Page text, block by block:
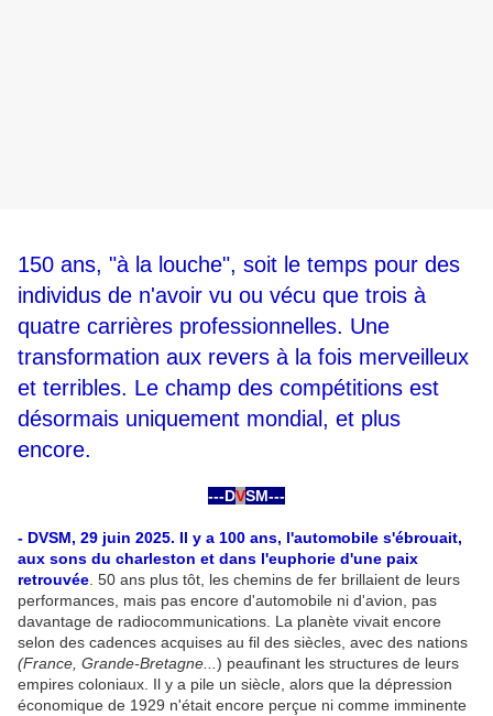
150 ans, "à la louche", soit le temps pour des
individus de n'avoir vu ou vécu que trois à
quatre carrières professionnelles. Une
transformation aux revers à la fois merveilleux
et terribles. Le champ des compétitions est
désormais uniquement mondial, et plus
encore.
---DVSM---
- DVSM, 29 juin 2025. Il y a 100 ans, l'automobile s'ébrouait,
aux sons du charleston et dans l'euphorie d'une paix
retrouvée . 50 ans plus tôt, les chemins de fer brillaient de leurs
performances, mais pas encore d'automobile ni d'avion, pas
davantage de radiocommunications. La planète vivait encore
selon des cadences acquises au fil des siècles, avec des nations
(France, Grande-Bretagne... ) peaufinant les structures de leurs
empires coloniaux. Il y a pile un siècle, alors que la dépression
économique de 1929 n'était encore perçue ni comme imminente